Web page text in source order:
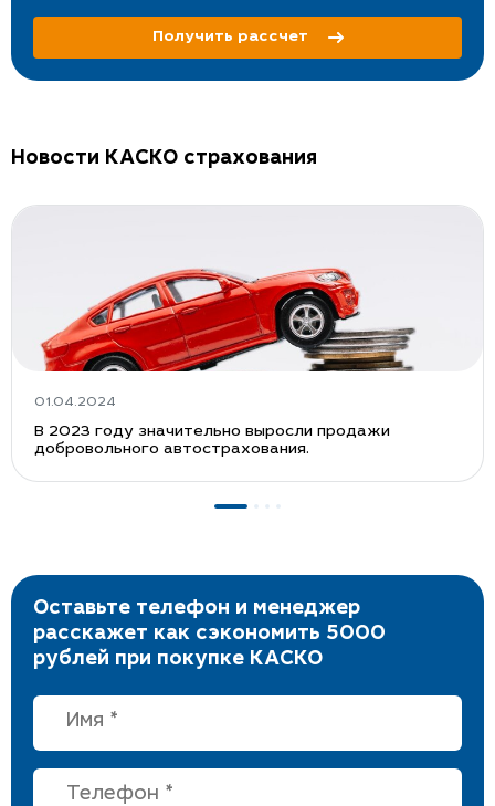
Получить рассчет
Новости КАСКО страхования
01.04.2024
В 2023 году значительно выросли продажи
добровольного автострахования.
Оставьте телефон и менеджер
расскажет как сэкономить 5000
рублей при покупке КАСКО